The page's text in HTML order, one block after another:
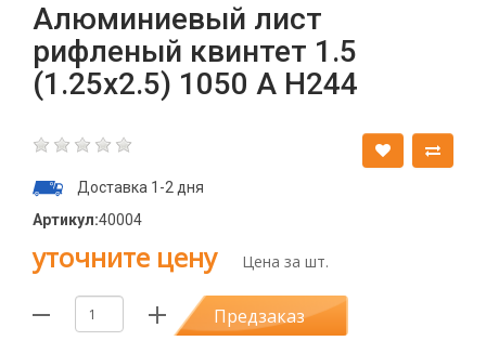
Алюминиевый лист
рифленый квинтет 1.5
(1.25х2.5) 1050 А Н244
Доставка 1-2 дня
Артикул:40004
уточните цену Цена за шт.
Предзаказ